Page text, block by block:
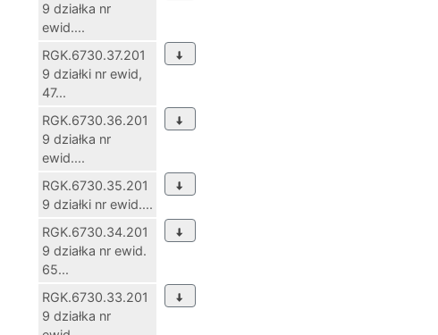
9 działka nr
ewid....
RGK.6730.37.201
9 działki nr ewid,
47...
RGK.6730.36.201
9 działka nr
ewid....
RGK.6730.35.201
9 działki nr ewid....
RGK.6730.34.201
9 działka nr ewid.
65...
RGK.6730.33.201
9 działka nr